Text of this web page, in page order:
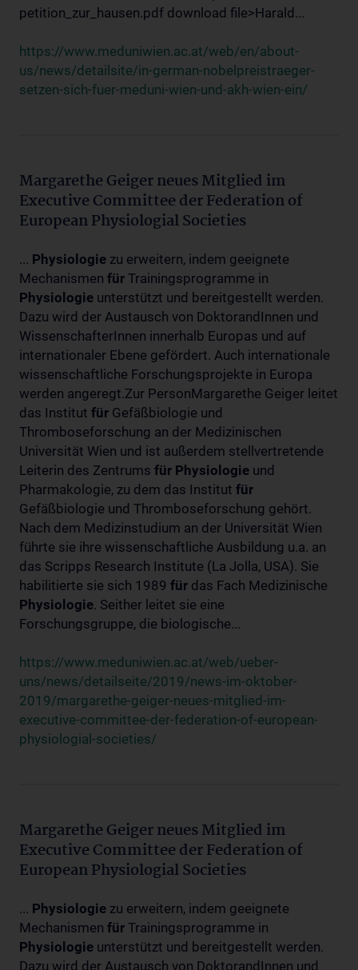
petition_zur_hausen.pdf download file>Harald...
https://www.meduniwien.ac.at/web/en/about-
us/news/detailsite/in-german-nobelpreistraeger-
setzen-sich-fuer-meduni-wien-und-akh-wien-ein/
Margarethe Geiger neues Mitglied im
Executive Committee der Federation of
European Physiologial Societies
... Physiologie zu erweitern, indem geeignete
Mechanismen für Trainingsprogramme in
Physiologie unterstützt und bereitgestellt werden.
Dazu wird der Austausch von DoktorandInnen und
WissenschafterInnen innerhalb Europas und auf
internationaler Ebene gefördert. Auch internationale
wissenschaftliche Forschungsprojekte in Europa
werden angeregt.Zur PersonMargarethe Geiger leitet
das Institut für Gefäßbiologie und
Thromboseforschung an der Medizinischen
Universität Wien und ist außerdem stellvertretende
Leiterin des Zentrums für Physiologie und
Pharmakologie, zu dem das Institut für
Gefäßbiologie und Thromboseforschung gehört.
Nach dem Medizinstudium an der Universität Wien
führte sie ihre wissenschaftliche Ausbildung u.a. an
das Scripps Research Institute (La Jolla, USA). Sie
habilitierte sie sich 1989 für das Fach Medizinische
Physiologie. Seither leitet sie eine
Forschungsgruppe, die biologische...
https://www.meduniwien.ac.at/web/ueber-
uns/news/detailseite/2019/news-im-oktober-
2019/margarethe-geiger-neues-mitglied-im-
executive-committee-der-federation-of-european-
physiologial-societies/
Margarethe Geiger neues Mitglied im
Executive Committee der Federation of
European Physiologial Societies
... Physiologie zu erweitern, indem geeignete
Mechanismen für Trainingsprogramme in
Physiologie unterstützt und bereitgestellt werden.
Dazu wird der Austausch von DoktorandInnen und